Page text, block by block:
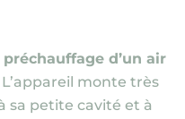
préchauffage d’un air
L’appareil monte très
sa petite cavité et à